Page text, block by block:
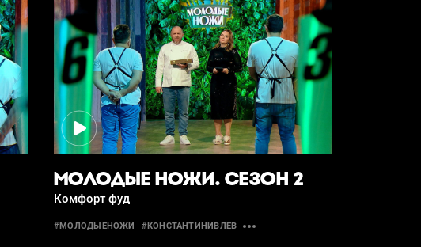
МОЛОДЫЕ НОЖИ. СЕЗОН 2
Комфорт фуд
#МОЛОДЫЕНОЖИ #КОНСТАНТИНИВЛЕВ